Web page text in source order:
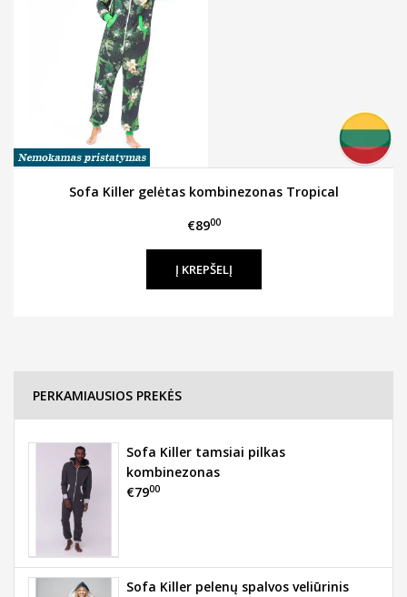
Sofa Killer gelėtas kombinezonas Tropical
€8900
PERKAMIAUSIOS PREKĖS
Sofa Killer tamsiai pilkas
kombinezonas
€7900
Sofa Killer pelenų spalvos veliūrinis